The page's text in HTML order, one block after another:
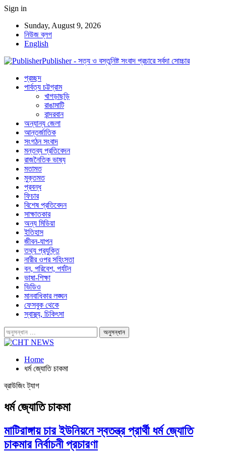
Sign in
Sunday, August 9, 2026
নিউজ ব্লগ
English
Publisher - সত্য ও বস্তুনিষ্ট সংবাদ প্রচারে সর্বদা সোচ্চার
প্রচ্ছদ
পার্বত্য চট্টগ্রাম
খাগড়াছড়ি
রাঙামাটি
বান্দরবান
অন্যান্য জেলা
আন্তর্জাতিক
সংগঠন সংবাদ
মন্তব্য প্রতিবেদন
রাজনৈতিক ভাষ্য
মতামত
মুক্তমত
প্রবন্ধ
ফিচার
বিশেষ প্রতিবেদন
সাক্ষাতকার
অন্য মিডিয়া
ইতিহাস
জীবন-যাপন
তথ্য প্রযুক্তি
নারীর ওপর সহিংসতা
বন, পরিবেশ, পর্যটন
ভাষা-শিক্ষা
ভিডিও
মানবাধিকার লঙ্ঘন
ফেসবুক থেকে
স্বাস্থ্য, চিকিৎসা
Home
ধর্ম জ্যোতি চাকমা
ব্রাউজিং ট্যাগ
ধর্ম জ্যোতি চাকমা
মাটিরাঙ্গায় চার ইউনিয়নে স্বতন্ত্র প্রার্থী ধর্ম জ্যোতি
চাকমার নির্বাচনী প্রচারণা